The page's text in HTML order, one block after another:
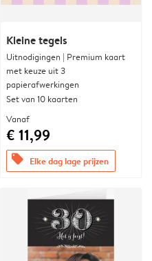
Kleine tegels
Uitnodigingen | Premium kaart
met keuze uit 3
papierafwerkingen
Set van 10 kaarten
Vanaf
€ 11,99
offers Elke dag lage prijzen